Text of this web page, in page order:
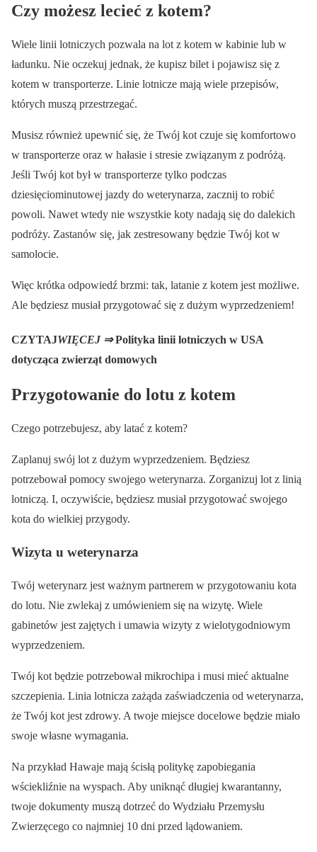
Czy możesz lecieć z kotem?
Wiele linii lotniczych pozwala na lot z kotem w kabinie lub w
ładunku. Nie oczekuj jednak, że kupisz bilet i pojawisz się z
kotem w transporterze. Linie lotnicze mają wiele przepisów,
których muszą przestrzegać.
Musisz również upewnić się, że Twój kot czuje się komfortowo
w transporterze oraz w hałasie i stresie związanym z podróżą.
Jeśli Twój kot był w transporterze tylko podczas
dziesięciominutowej jazdy do weterynarza, zacznij to robić
powoli. Nawet wtedy nie wszystkie koty nadają się do dalekich
podróży. Zastanów się, jak zestresowany będzie Twój kot w
samolocie.
Więc krótka odpowiedź brzmi: tak, latanie z kotem jest możliwe.
Ale będziesz musiał przygotować się z dużym wyprzedzeniem!
CZYTAJWIĘCEJ ⇒Polityka linii lotniczych w USA
dotycząca zwierząt domowych
Przygotowanie do lotu z kotem
Czego potrzebujesz, aby latać z kotem?
Zaplanuj swój lot z dużym wyprzedzeniem. Będziesz
potrzebował pomocy swojego weterynarza. Zorganizuj lot z linią
lotniczą. I, oczywiście, będziesz musiał przygotować swojego
kota do wielkiej przygody.
Wizyta u weterynarza
Twój weterynarz jest ważnym partnerem w przygotowaniu kota
do lotu. Nie zwlekaj z umówieniem się na wizytę. Wiele
gabinetów jest zajętych i umawia wizyty z wielotygodniowym
wyprzedzeniem.
Twój kot będzie potrzebował mikrochipa i musi mieć aktualne
szczepienia. Linia lotnicza zażąda zaświadczenia od weterynarza,
że Twój kot jest zdrowy. A twoje miejsce docelowe będzie miało
swoje własne wymagania.
Na przykład Hawaje mają ścisłą politykę zapobiegania
wściekliźnie na wyspach. Aby uniknąć długiej kwarantanny,
twoje dokumenty muszą dotrzeć do Wydziału Przemysłu
Zwierzęcego co najmniej 10 dni przed lądowaniem.